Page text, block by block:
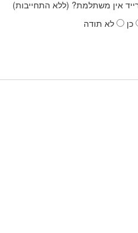
אין משתלמת? (ללא התחייבות)
כן
לא תודה